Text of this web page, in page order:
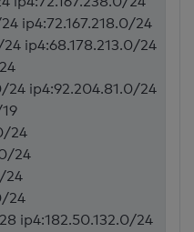
ip4:72.167.218.0/24
ip4:68.178.213.0/24
24 ip4:92.204.81.0/24
24
24
24
24
ip4:182.50.132.0/24